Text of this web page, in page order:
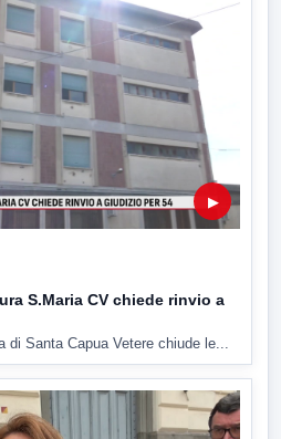
▶
S.Maria CV chiede rinvio a
di Santa Capua Vetere chiude le...